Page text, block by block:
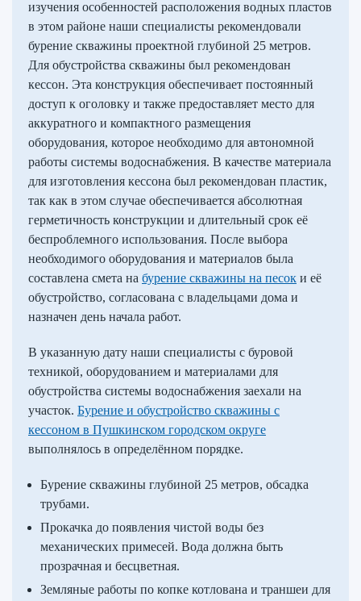
изучения особенностей расположения водных пластов
в этом районе наши специалисты рекомендовали
бурение скважины проектной глубиной 25 метров.
Для обустройства скважины был рекомендован
кессон. Эта конструкция обеспечивает постоянный
доступ к оголовку и также предоставляет место для
аккуратного и компактного размещения
оборудования, которое необходимо для автономной
работы системы водоснабжения. В качестве материала
для изготовления кессона был рекомендован пластик,
так как в этом случае обеспечивается абсолютная
герметичность конструкции и длительный срок её
беспроблемного использования. После выбора
необходимого оборудования и материалов была
составлена смета на бурение скважины на песок и её
обустройство, согласована с владельцами дома и
назначен день начала работ.
В указанную дату наши специалисты с буровой
техникой, оборудованием и материалами для
обустройства системы водоснабжения заехали на
участок. Бурение и обустройство скважины с
кессоном в Пушкинском городском округе
выполнялось в определённом порядке.
Бурение скважины глубиной 25 метров, обсадка
трубами.
Прокачка до появления чистой воды без
механических примесей. Вода должна быть
прозрачная и бесцветная.
Земляные работы по копке котлована и траншеи для